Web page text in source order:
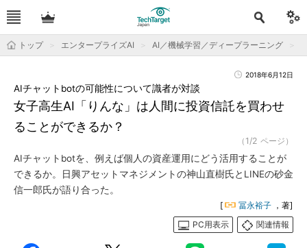
トップ エンタープライズAI AI／機械学習／ディープラーニング
2018年6月12日
女子高生AI「りんな」は人間に投資信託を買わせ
ることができるか？
AIチャットbotの可能性について識者が対談
（1/2 ページ）
AIチャットbotを、例えば個人の資産運用にどう活用することが
できるか。日興アセットマネジメントの神山直樹氏とLINEの砂金
信一郎氏が語り合った。
[ 冨永裕子 ，著]
PC用表示
関連情報